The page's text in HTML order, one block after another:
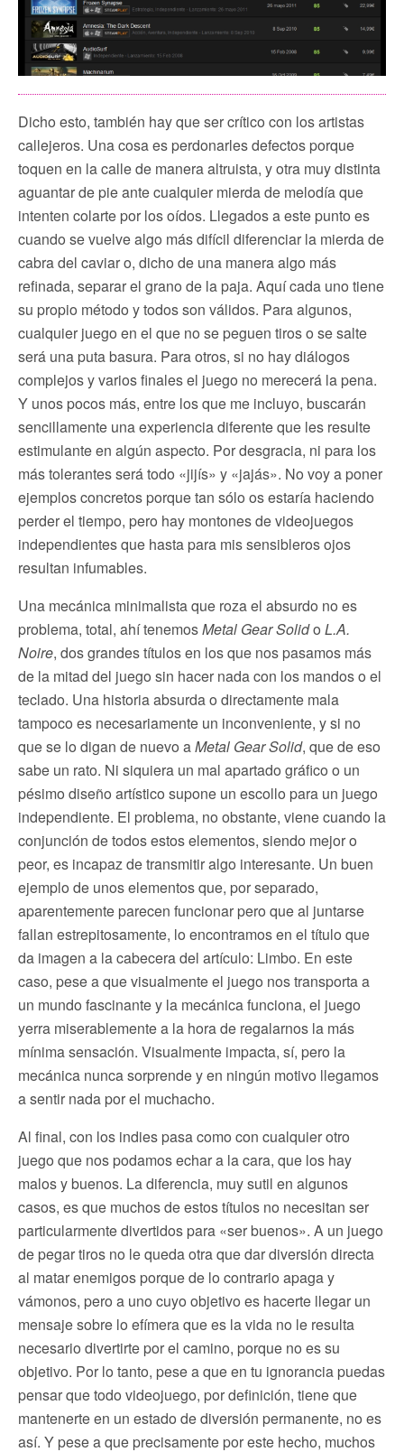
Dicho esto, también hay que ser crítico con los artistas
callejeros. Una cosa es perdonarles defectos porque
toquen en la calle de manera altruista, y otra muy distinta
aguantar de pie ante cualquier mierda de melodía que
intenten colarte por los oídos. Llegados a este punto es
cuando se vuelve algo más difícil diferenciar la mierda de
cabra del caviar o, dicho de una manera algo más
refinada, separar el grano de la paja. Aquí cada uno tiene
su propio método y todos son válidos. Para algunos,
cualquier juego en el que no se peguen tiros o se salte
será una puta basura. Para otros, si no hay diálogos
complejos y varios finales el juego no merecerá la pena.
Y unos pocos más, entre los que me incluyo, buscarán
sencillamente una experiencia diferente que les resulte
estimulante en algún aspecto. Por desgracia, ni para los
más tolerantes será todo «jijís» y «jajás». No voy a poner
ejemplos concretos porque tan sólo os estaría haciendo
perder el tiempo, pero hay montones de videojuegos
independientes que hasta para mis sensibleros ojos
resultan infumables.
Una mecánica minimalista que roza el absurdo no es
problema, total, ahí tenemosMetal Gear Solido L.A.
Noire, dos grandes títulos en los que nos pasamos más
de la mitad del juego sin hacer nada con los mandos o el
teclado. Una historia absurda o directamente mala
tampoco es necesariamente un inconveniente, y si no
que se lo digan de nuevo aMetal Gear Solid, que de eso
sabe un rato. Ni siquiera un mal apartado gráfico o un
pésimo diseño artístico supone un escollo para un juego
independiente. El problema, no obstante, viene cuando la
conjunción de todos estos elementos, siendo mejor o
peor, es incapaz de transmitir algo interesante. Un buen
ejemplo de unos elementos que, por separado,
aparentemente parecen funcionar pero que al juntarse
fallan estrepitosamente, lo encontramos en el título que
da imagen a la cabecera del artículo: Limbo. En este
caso, pese a que visualmente el juego nos transporta a
un mundo fascinante y la mecánica funciona, el juego
yerra miserablemente a la hora de regalarnos la más
mínima sensación. Visualmente impacta, sí, pero la
mecánica nunca sorprende y en ningún motivo llegamos
a sentir nada por el muchacho.
Al final, con los indies pasa como con cualquier otro
juego que nos podamos echar a la cara, que los hay
malos y buenos. La diferencia, muy sutil en algunos
casos, es que muchos de estos títulos no necesitan ser
particularmente divertidos para «ser buenos». A un juego
de pegar tiros no le queda otra que dar diversión directa
al matar enemigos porque de lo contrario apaga y
vámonos, pero a uno cuyo objetivo es hacerte llegar un
mensaje sobre lo efímera que es la vida no le resulta
necesario divertirte por el camino, porque no es su
objetivo. Por lo tanto, pese a que en tu ignorancia puedas
pensar que todo videojuego, por definición, tiene que
mantenerte en un estado de diversión permanente, no es
así. Y pese a que precisamente por este hecho, muchos